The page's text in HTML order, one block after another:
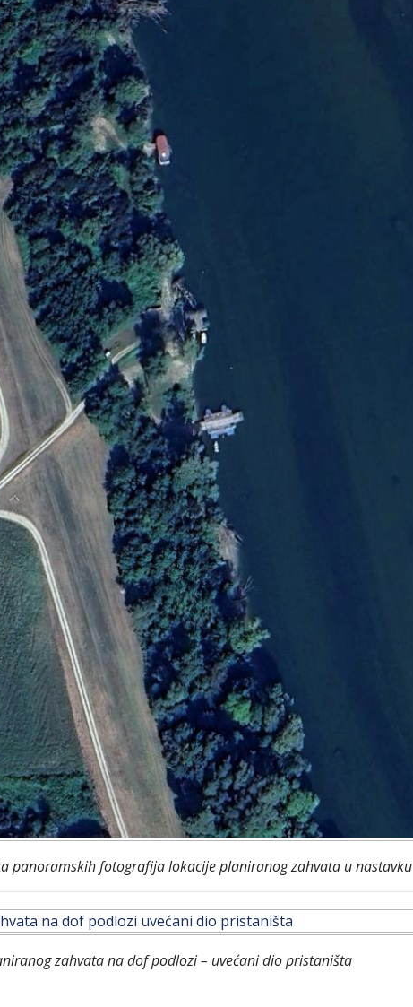
panoramskih fotografija lokacije planiranog zahvata u nastavku
zahvata na dof podlozi – uvećani dio pristaništa